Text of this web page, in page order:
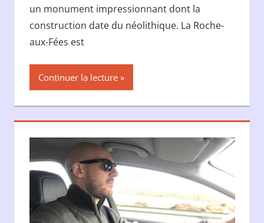
un monument impressionnant dont la
construction date du néolithique. La Roche-
aux-Fées est
Continuer la lecture